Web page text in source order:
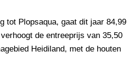
tot Plopsaqua, gaat dit jaar 84,99
de entreeprijs van 35,50
Heidiland, met de houten